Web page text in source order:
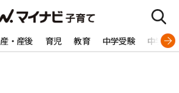
・産後 育児 教育 中学受験 中学生